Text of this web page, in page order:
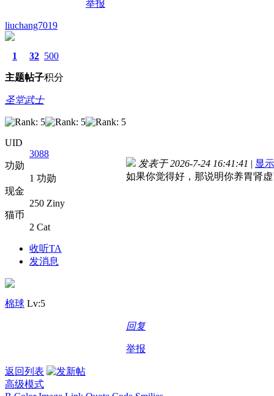
举报
liuchang7019
1
主题
32
帖子
500
积分
圣堂武士
UID
3088
功勋
1 功勋
现金
250 Ziny
猫币
2 Cat
收听TA
发消息
棉球 Lv:5
发表于 2026-7-24 16:41:41 | 显
如果你觉得好，那说明你养胃肾
回复
举报
返回列表
高级模式